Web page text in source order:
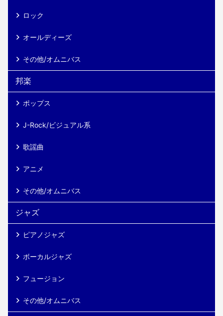
ロック
オールディーズ
その他/オムニバス
邦楽
ポップス
J-Rock/ビジュアル系
歌謡曲
アニメ
その他/オムニバス
ジャズ
ピアノジャズ
ボーカルジャズ
フュージョン
その他/オムニバス